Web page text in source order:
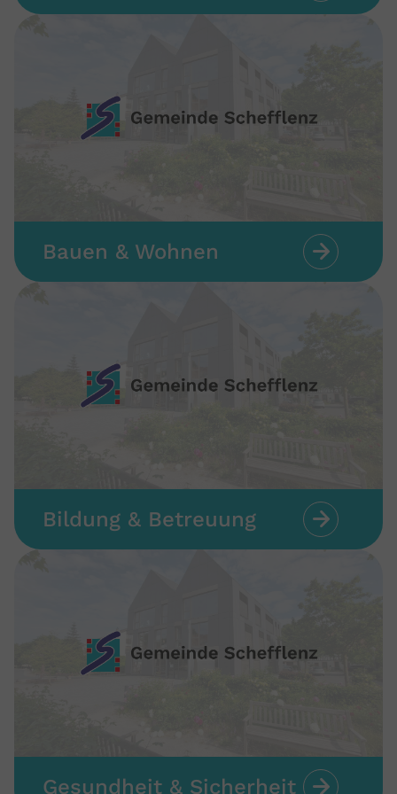
Bauen & Wohnen
Bildung & Betreuung
Gesundheit & Sicherheit